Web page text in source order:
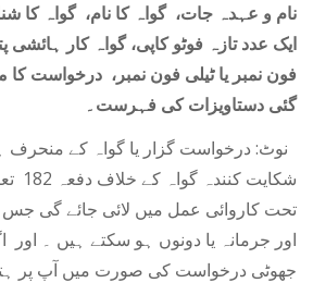
نام و عہدہ جات، گواہ کا نام، گواہ کا
ایک عدد تازہ فوٹو کاپی، گواہ کار ہائشی
فون نمبر یا ٹیلی فون نمبر، درخواست
گئی دستاویزات کی فہرست۔
نوٹ: درخواست گزار یا گواہ کے
تحت کاروائی عمل میں لائی جائے گی
اور جرمانہ یا دونوں ہو سکتے ہیں ۔ اور
جھوٹی درخواست کی صورت میں آپ پر